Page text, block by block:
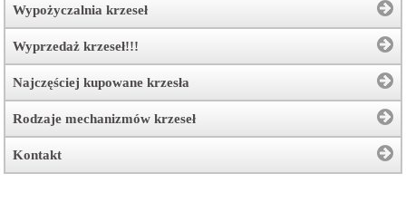
Wypożyczalnia krzeseł
Wyprzedaż krzeseł!!!
Najczęściej kupowane krzesła
Rodzaje mechanizmów krzeseł
Kontakt